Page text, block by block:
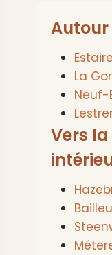
Autour
La
Neuf-
Vers